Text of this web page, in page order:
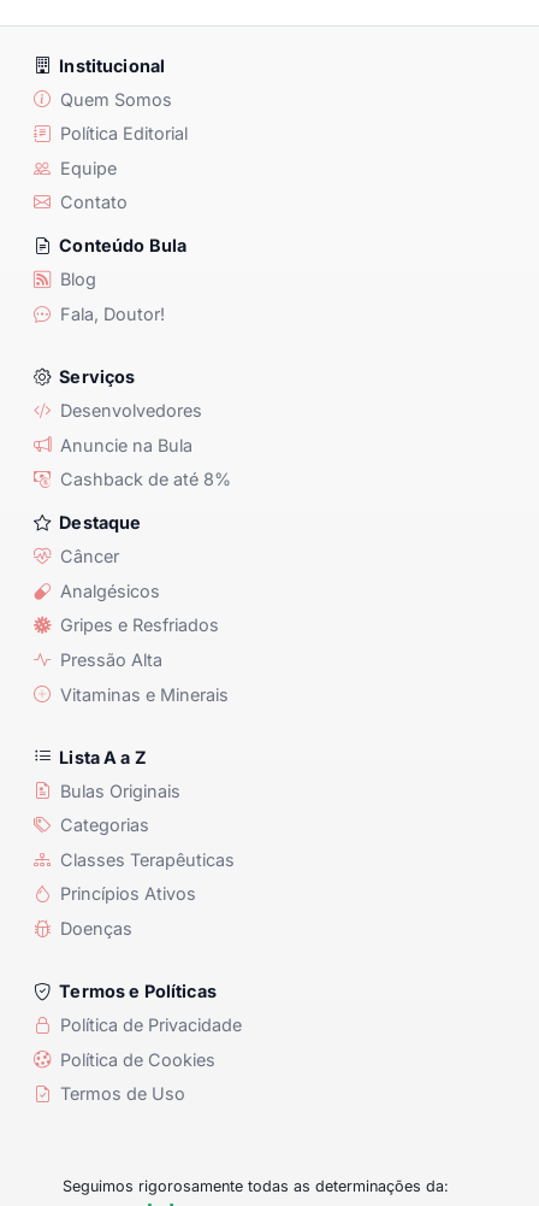
Institucional
Quem Somos
Política Editorial
Equipe
Contato
Conteúdo Bula
Blog
Fala, Doutor!
Serviços
Desenvolvedores
Anuncie na Bula
Cashback de até 8%
Destaque
Câncer
Analgésicos
Gripes e Resfriados
Pressão Alta
Vitaminas e Minerais
Lista A a Z
Bulas Originais
Categorias
Classes Terapêuticas
Princípios Ativos
Doenças
Termos e Políticas
Política de Privacidade
Política de Cookies
Termos de Uso
Seguimos rigorosamente todas as determinações da: